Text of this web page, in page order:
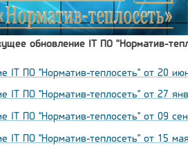
обновление IT ПО "Норматив-
IT ПО "Норматив-теплосеть" от 20
IT ПО "Норматив-теплосеть" от 27
IT ПО "Норматив-теплосеть" от 09
IT ПО "Норматив-теплосеть" от 15